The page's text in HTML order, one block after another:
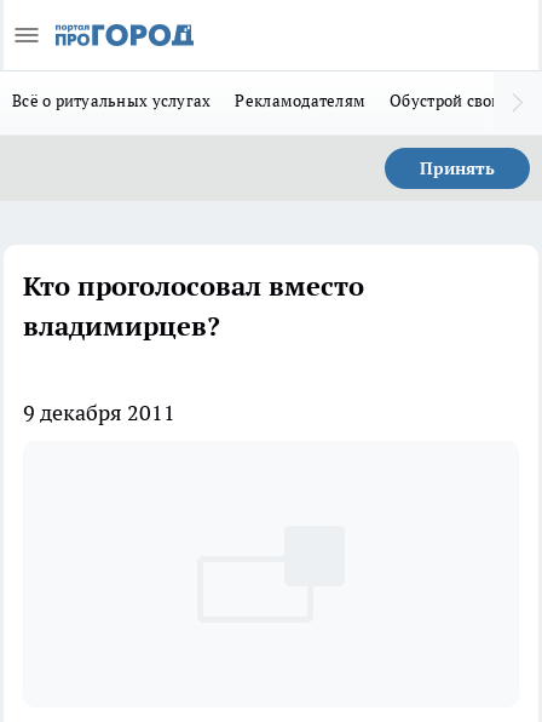
Всё о ритуальных услугах Рекламодателям Обустрой свой дом
Принять
Кто проголосовал вместо
владимирцев?
9 декабря 2011